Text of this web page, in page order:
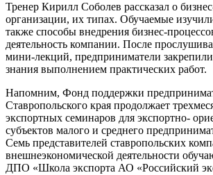
Тренер Кирилл Соболев рассказал о
организации, их типах. Обучаемые
также способы внедрения бизнес-
деятельность компании. После
мини-лекций, предприниматели
знания выполнением практических работ.
Напомним, Фонд поддержки
Ставропольского края продолжает
экспортных семинаров для экспортно-
субъектов малого и среднего
Семь представителей ставропольских
внешнеэкономической деятельности
ДПО «Школа экспорта АО «Российский